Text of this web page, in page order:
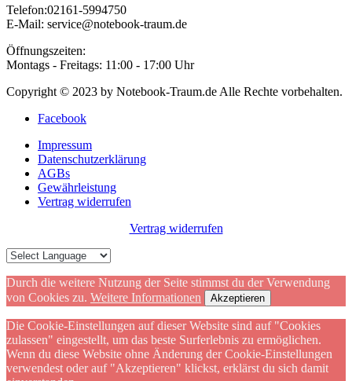
Telefon:02161-5994750
E-Mail: service@notebook-traum.de
Öffnungszeiten:
Montags - Freitags: 11:00 - 17:00 Uhr
Copyright © 2023 by Notebook-Traum.de Alle Rechte vorbehalten.
Facebook
Impressum
Datenschutzerklärung
AGBs
Gewährleistung
Vertrag widerrufen
Vertrag widerrufen
Durch die weitere Nutzung der Seite stimmst du der Verwendung
von Cookies zu. Weitere Informationen Akzeptieren
Die Cookie-Einstellungen auf dieser Website sind auf "Cookies
zulassen" eingestellt, um das beste Surferlebnis zu ermöglichen.
Wenn du diese Website ohne Änderung der Cookie-Einstellungen
verwendest oder auf "Akzeptieren" klickst, erklärst du sich damit